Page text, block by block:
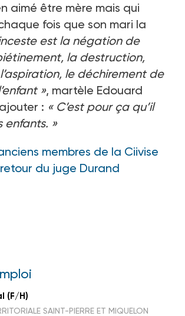
aimé être mère mais qui
fois que son mari la
est la négation de
la destruction,
le déchirement de
», martèle Edouard
: « C’est pour ça qu’il
enfants. »
membres de la Ciivise
du juge Durand
(F/H)
SAINT-PIERRE ET MIQUELON